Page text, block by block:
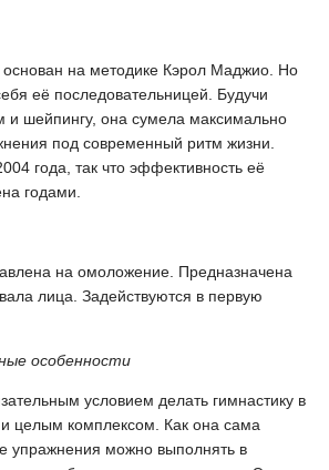
основан на методике Кэрол Маджио. Но
её последовательницей. Будучи
и шейпингу, она сумела максимально
под современный ритм жизни.
года, так что эффективность её
годами.
на омоложение. Предназначена
лица. Задействуются в первую
особенности
условием делать гимнастику в
целым комплексом. Как она сама
упражнения можно выполнять в